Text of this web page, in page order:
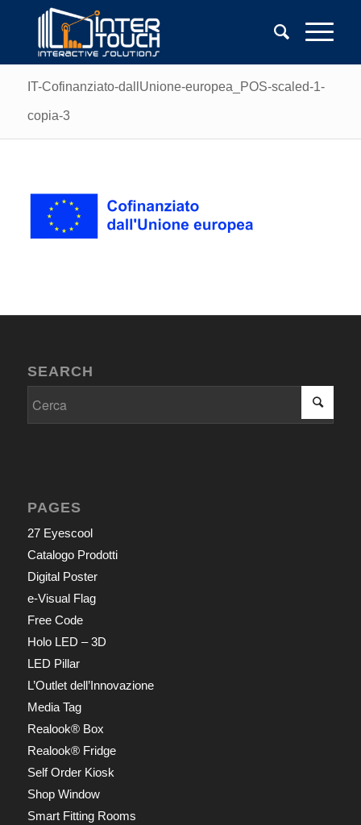
IT-Cofinanziato-dallUnione-europea_POS-scaled-1-
copia-3
SEARCH
PAGES
27 Eyescool
Catalogo Prodotti
Digital Poster
e-Visual Flag
Free Code
Holo LED – 3D
LED Pillar
L’Outlet dell’Innovazione
Media Tag
Realook® Box
Realook® Fridge
Self Order Kiosk
Shop Window
Smart Fitting Rooms